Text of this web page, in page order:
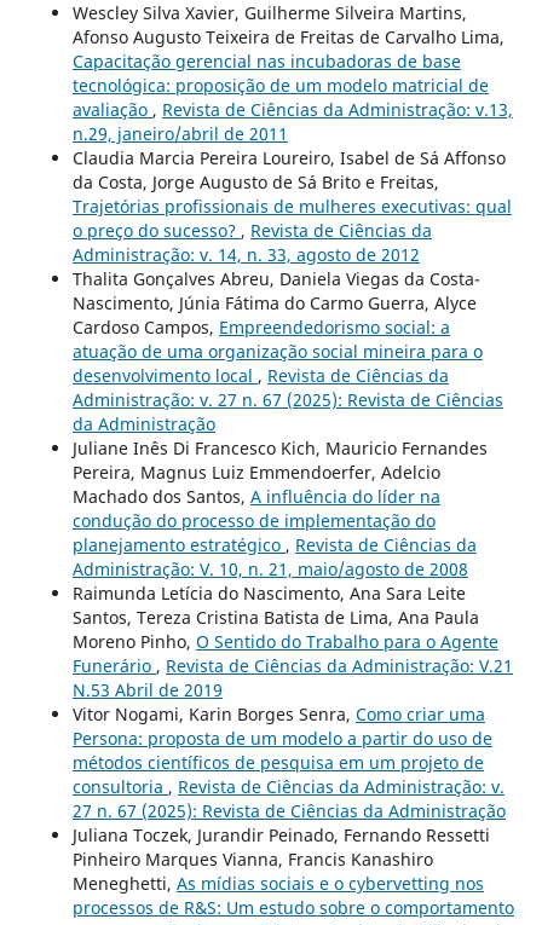
Wescley Silva Xavier, Guilherme Silveira Martins,
Afonso Augusto Teixeira de Freitas de Carvalho Lima,
Capacitação gerencial nas incubadoras de base
tecnológica: proposição de um modelo matricial de
avaliação , Revista de Ciências da Administração: v.13,
n.29, janeiro/abril de 2011
Claudia Marcia Pereira Loureiro, Isabel de Sá Affonso
da Costa, Jorge Augusto de Sá Brito e Freitas,
Trajetórias profissionais de mulheres executivas: qual
o preço do sucesso? , Revista de Ciências da
Administração: v. 14, n. 33, agosto de 2012
Thalita Gonçalves Abreu, Daniela Viegas da Costa-
Nascimento, Júnia Fátima do Carmo Guerra, Alyce
Cardoso Campos, Empreendedorismo social: a
atuação de uma organização social mineira para o
desenvolvimento local , Revista de Ciências da
Administração: v. 27 n. 67 (2025): Revista de Ciências
da Administração
Juliane Inês Di Francesco Kich, Mauricio Fernandes
Pereira, Magnus Luiz Emmendoerfer, Adelcio
Machado dos Santos, A influência do líder na
condução do processo de implementação do
planejamento estratégico , Revista de Ciências da
Administração: V. 10, n. 21, maio/agosto de 2008
Raimunda Letícia do Nascimento, Ana Sara Leite
Santos, Tereza Cristina Batista de Lima, Ana Paula
Moreno Pinho, O Sentido do Trabalho para o Agente
Funerário , Revista de Ciências da Administração: V.21
N.53 Abril de 2019
Vitor Nogami, Karin Borges Senra, Como criar uma
Persona: proposta de um modelo a partir do uso de
métodos científicos de pesquisa em um projeto de
consultoria , Revista de Ciências da Administração: v.
27 n. 67 (2025): Revista de Ciências da Administração
Juliana Toczek, Jurandir Peinado, Fernando Ressetti
Pinheiro Marques Vianna, Francis Kanashiro
Meneghetti, As mídias sociais e o cybervetting nos
processos de R&S: Um estudo sobre o comportamento